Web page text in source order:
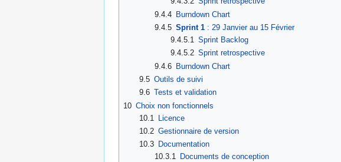
9.4.4 Burndown Chart
9.4.5 Sprint 1 : 29 Janvier au 15 Février
9.4.5.1
Sprint Backlog
9.4.5.2 Sprint retrospective
9.4.6 Burndown Chart
9.5 Outils de suivi
9.6 Tests et validation
10 Choix non fonctionnels
10.1
Licence
10.2 Gestionnaire de version
10.3
Documentation
10.3.1 Documents de conception